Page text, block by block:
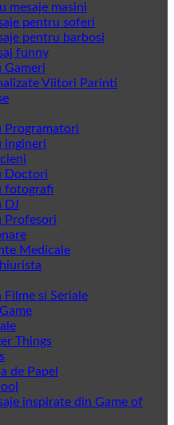
mesaje masini
pentru soferi
pentru barbosi
funny
Gameri
Viitori Parinti
Programatori
ingineri
Doctori
fotografi
DJ
Profesori
Medicale
si Seriale
Things
de Papel
inspirate din Game of